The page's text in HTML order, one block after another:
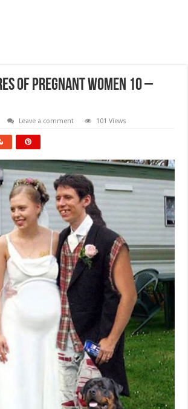
Of Pregnant Women 10 –
Leave a comment 101 Views